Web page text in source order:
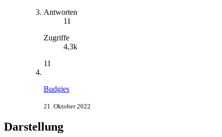
Antworten
11
Zugriffe
4,3k
11
Budgies
21. Oktober 2022
Darstellung